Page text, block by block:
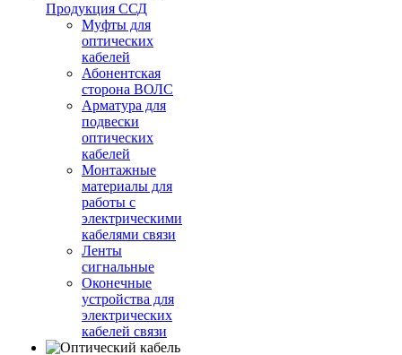
Продукция ССД
Муфты для
оптических
кабелей
Абонентская
сторона ВОЛС
Арматура для
подвески
оптических
кабелей
Монтажные
материалы для
работы с
электрическими
кабелями связи
Ленты
сигнальные
Оконечные
устройства для
электрических
кабелей связи